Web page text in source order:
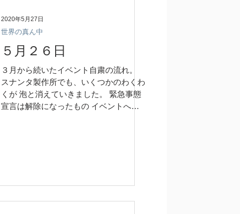
2020年5月27日
世界の真ん中
５月２６日
３月から続いたイベント自粛の流れ。
スナンタ製作所でも、いくつかのわくわ
くが 泡と消えていきました。 緊急事態
宣言は解除になったもの イベントへの